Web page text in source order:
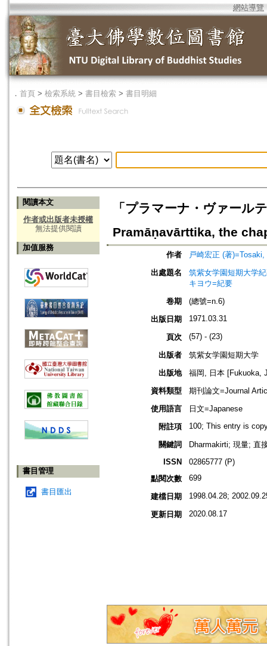
網站導覽
． 首頁 > 檢索系統 > 書目檢索 > 書目明細
閱讀本文
作者或出版者未授權
無法提供閱讀
加值服務
書目管理
書目匯出
「プラマーナ・ヴァール
Pramāṇavārttika, the
作者
戸崎宏正 (著
出處題名
筑紫女学園短期大学
キヨウ=紀要
卷期
(總號=n.6)
出版日期
1971.03.31
頁次 (57) - (23)
出版者
筑紫女学園短期大学
出版地
福岡, 日本 [Fukuoka,
資料類型
期刊論文=Journal
使用語言
日文=Japanese
附註項
100; This entry is
關鍵詞
Dharmakirti; 現量; 直
ISSN
02865777 (P)
點閱次數
699
建檔日期 1998.04.28;
更新日期 2020.08.17